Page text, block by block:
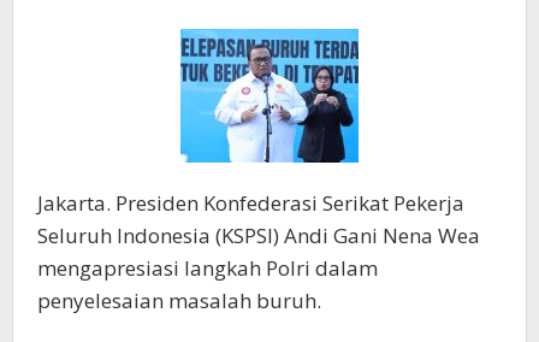
Jakarta. Presiden Konfederasi Serikat Pekerja
Seluruh Indonesia (KSPSI) Andi Gani Nena Wea
mengapresiasi langkah Polri dalam
penyelesaian masalah buruh.